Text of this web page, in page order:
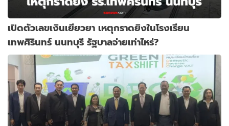
เปิดตัวเลขเงินเยียวยา เหตุกราดยิงในโรงเรียน
เทพศิรินทร์ นนทบุรี รัฐบาลจ่ายเท่าไหร่?